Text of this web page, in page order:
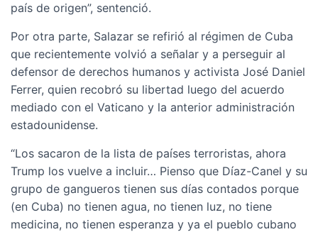
país de origen”, sentenció.
Por otra parte, Salazar se refirió al régimen de Cuba
que recientemente volvió a señalar y a perseguir al
defensor de derechos humanos y activista José Daniel
Ferrer, quien recobró su libertad luego del acuerdo
mediado con el Vaticano y la anterior administración
estadounidense.
“Los sacaron de la lista de países terroristas, ahora
Trump los vuelve a incluir… Pienso que Díaz-Canel y su
grupo de gangueros tienen sus días contados porque
(en Cuba) no tienen agua, no tienen luz, no tiene
medicina, no tienen esperanza y ya el pueblo cubano